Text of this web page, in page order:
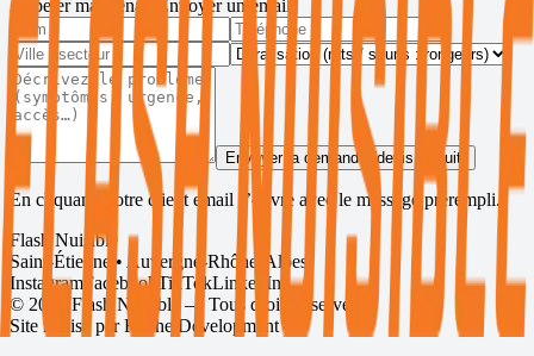
Appeler maintenant
Envoyer un email
Envoyer la demande (devis gratuit)
En cliquant, votre client email s’ouvre avec le message prérempli.
Flash Nuisible
Saint-Étienne • Auvergne-Rhône-Alpes
Instagram Facebook TikTokLinkedIn
© 2026
Flash Nuisible — Tous droits réservés.
Site réalisé par Roche Development